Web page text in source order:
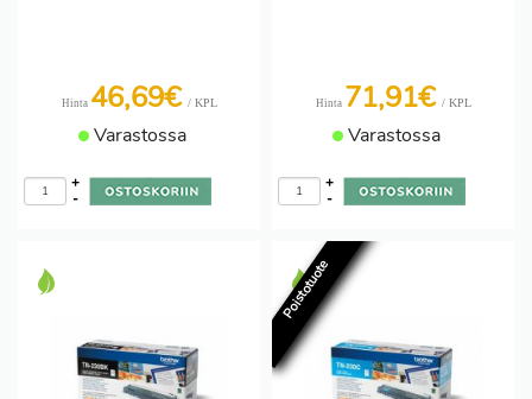
Hinta 46,69€ / KPL
Varastossa
-
+
Hinta 71,91€ / KPL
Varastossa
-
+
Poistotuote